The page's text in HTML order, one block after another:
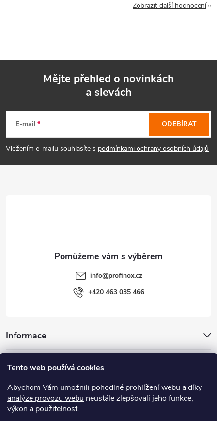
Tento web používá cookies
Abychom Vám umožnili pohodlné prohlížení webu a díky
analýze provozu webu neustále zlepšovali jeho funkce,
výkon a použitelnost.
Zobrazit další hodnocení
p
a
Mějte přehled o novinkách
a slevách
E-mail
Vložením e-mailu souhlasíte s podmínkami ochrany osobních údajů
ODEBÍRAT
Informace
Inspirace
Užitečné odkazy
info@profinox.cz
+420 463 035 466